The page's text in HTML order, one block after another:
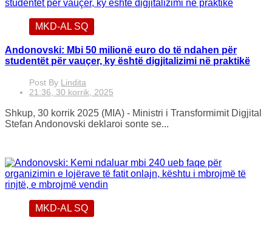
MKD-AL SQ
Andonovski: Mbi 50 milionë euro do të ndahen për
studentët për vauçer, ky është digjitalizimi në praktikë
Post By Lindita
21:36, 30 korrik, 2025
Shkup, 30 korrik 2025 (MIA) - Ministri i Transformimit Digjital
Stefan Andonovski deklaroi sonte se...
MKD-AL SQ